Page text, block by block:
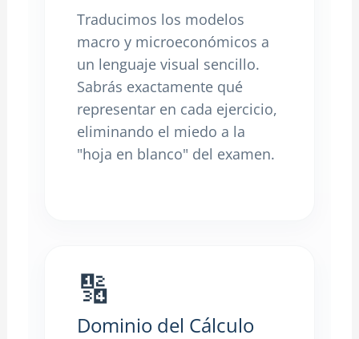
Traducimos los modelos
macro y microeconómicos a
un lenguaje visual sencillo.
Sabrás exactamente qué
representar en cada ejercicio,
eliminando el miedo a la
"hoja en blanco" del examen.
🔢
Dominio del Cálculo